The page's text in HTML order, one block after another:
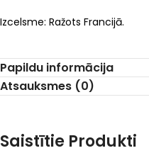
Izcelsme: Ražots Francijā.
Papildu informācija
Atsauksmes (0)
Saistītie Produkti